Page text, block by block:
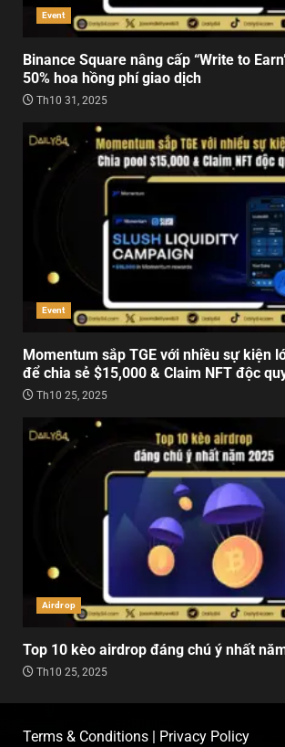
Event
Binance Square nâng cấp “Write to
50% hoa hồng phí giao dịch
Th10 31, 2025
Event
Momentum sắp TGE với nhiều sự kiện
để chia sẻ $15,000 & Claim NFT độc
Th10 25, 2025
Airdrop
Top 10 kèo airdrop đáng chú ý nhất
Th10 25, 2025
Terms & Conditions | Privacy Policy